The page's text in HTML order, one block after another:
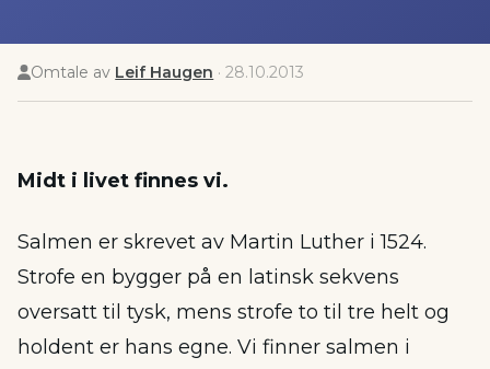
Omtale av Leif Haugen ·28.10.2013
Midt i livet finnes vi.
Salmen er skrevet av Martin Luther i 1524.
Strofe en bygger på en latinsk sekvens
oversatt til tysk, mens strofe to til tre helt og
holdent er hans egne. Vi finner salmen i